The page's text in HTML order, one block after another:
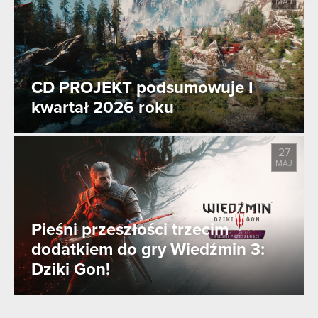
podczas korzystania z ich usług. Kontynuując
korzystanie z naszej witryny, zgadasz się na
używanie plików cookie.
CD PROJEKT podsumowuje I
kwartał 2026 roku
MAJ
Pieśni przeszłości trzecim
dodatkiem do gry Wiedźmin 3:
Dziki Gon!
27
MAJ